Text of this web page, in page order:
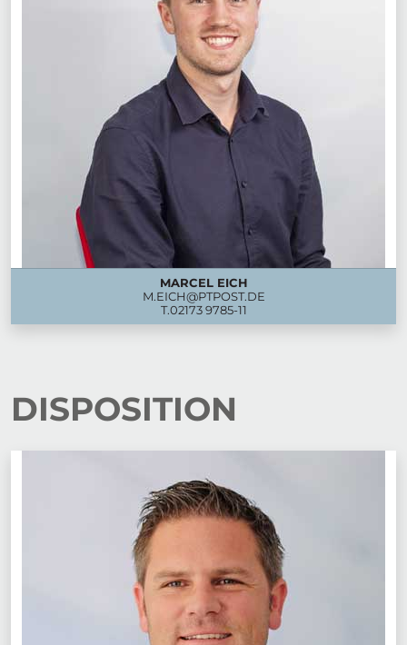
MARCEL EICH
M.EICH@PTPOST.DE
T.02173 9785-11
DISPOSITION